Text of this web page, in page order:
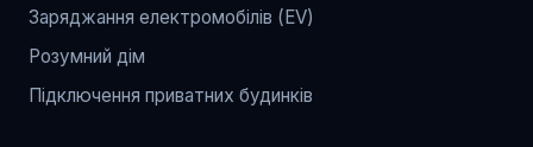
Заряджання електромобілів (EV)
Розумний дім
Підключення приватних будинків